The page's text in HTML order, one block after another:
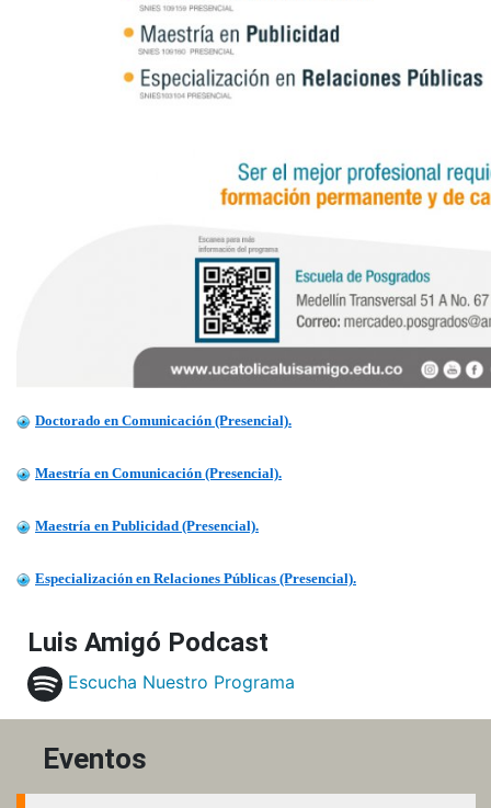
Doctorado en Comunicación (Presencial).
Maestría en Comunicación (Presencial).
Maestría en Publicidad (Presencial).
Especialización en Relaciones Públicas (Presencial).
Luis Amigó Podcast
Escucha Nuestro Programa
Eventos